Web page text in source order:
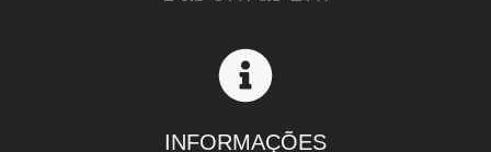
INFORMAÇÕES